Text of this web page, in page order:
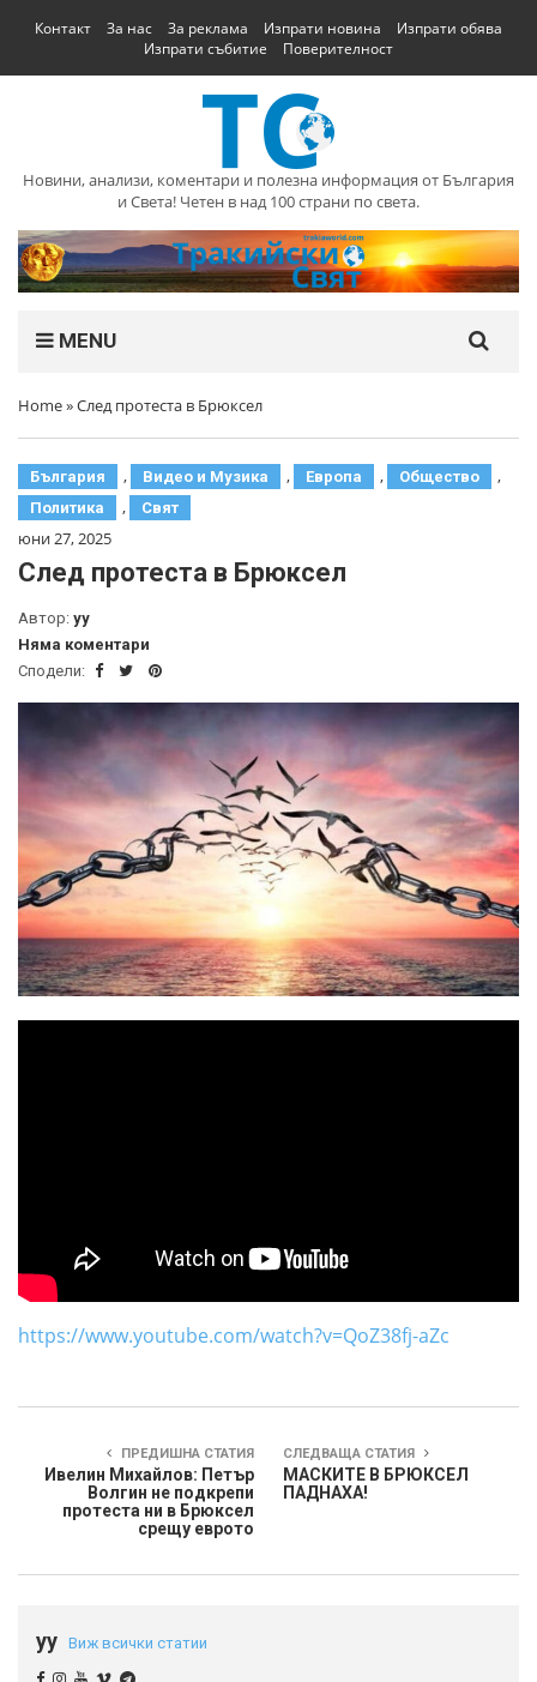
Контакт За нас За реклама Изпрати новина
Изпрати обява
Изпрати събитие
Поверителност
Новини, анализи, коментари и полезна информация от България
и Света! Четен в над 100 страни по света.
MENU
Home»След протеста в Брюксел
България , Видео и Музика , Европа , Общество ,
Политика , Свят
юни 27, 2025
След протеста в Брюксел
Автор: yy
Няма коментари
Сподели:
https://www.youtube.com/watch?v=QoZ38fj-aZc
ПРЕДИШНА СТАТИЯ
Ивелин Михайлов: Петър
Волгин не подкрепи
протеста ни в Брюксел
срещу еврото
СЛЕДВАЩА СТАТИЯ
МАСКИТЕ В БРЮКСЕЛ
ПАДНАХА!
yy Виж всички статии